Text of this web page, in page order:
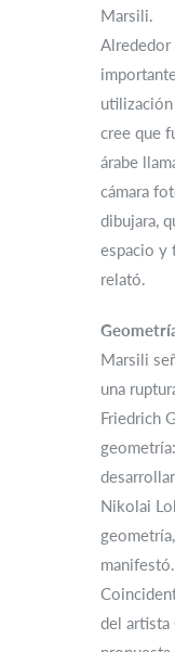
Marsili.
Alrededor
utilización
cree que
árabe
cámara
dibujara,
espacio y
relató.
Marsili
una
Friedrich
Nikolai
manifestó.
del artista